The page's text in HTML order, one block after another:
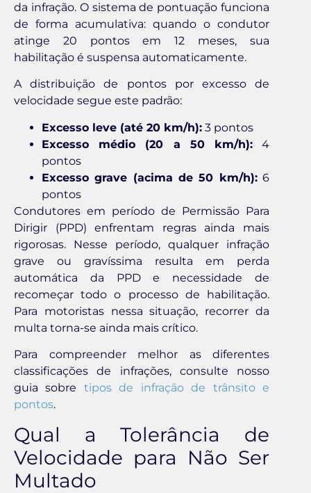
da infração. O sistema de pontuação funciona
de forma acumulativa: quando o condutor
atinge 20 pontos em 12 meses, sua
habilitação é suspensa automaticamente.
A distribuição de pontos por excesso de
velocidade segue este padrão:
Excesso leve (até 20 km/h): 3 pontos
Excesso médio (20 a 50 km/h):4
pontos
Excesso grave (acima de 50 km/h):6
pontos
Condutores em período de Permissão Para
Dirigir (PPD) enfrentam regras ainda mais
rigorosas. Nesse período, qualquer infração
grave ou gravíssima resulta em perda
automática da PPD e necessidade de
recomeçar todo o processo de habilitação.
Para motoristas nessa situação, recorrer da
multa torna-se ainda mais crítico.
Para compreender melhor as diferentes
classificações de infrações, consulte nosso
guia sobre tipos de infração de trânsito e
pontos.
Qual a Tolerância de
Velocidade para Não Ser
Multado